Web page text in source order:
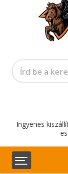
Ingyenes